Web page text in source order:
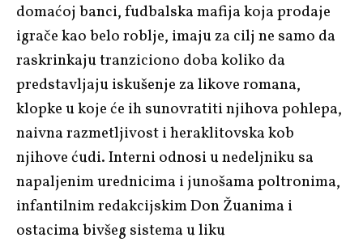
domaćoj banci, fudbalska mafija koja prodaje
igrače kao belo roblje, imaju za cilj ne samo da
raskrinkaju tranziciono doba koliko da
predstavljaju iskušenje za likove romana,
klopke u koje će ih sunovratiti njihova pohlepa,
naivna razmetljivost i heraklitovska kob
njihove ćudi. Interni odnosi u nedeljniku sa
napaljenim urednicima i junošama poltronima,
infantilnim redakcijskim Don Žuanima i
ostacima bivšeg sistema u liku